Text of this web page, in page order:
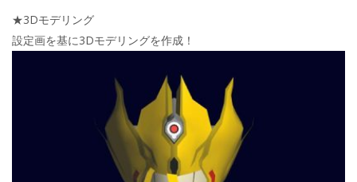
★3Dモデリング
設定画を基に3Dモデリングを作成！